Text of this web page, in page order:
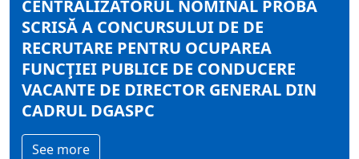
CENTRALIZATORUL NOMINAL PROBA
SCRISĂ A CONCURSULUI DE DE
RECRUTARE PENTRU OCUPAREA
FUNCŢIEI PUBLICE DE CONDUCERE
VACANTE DE DIRECTOR GENERAL DIN
CADRUL DGASPC
See more